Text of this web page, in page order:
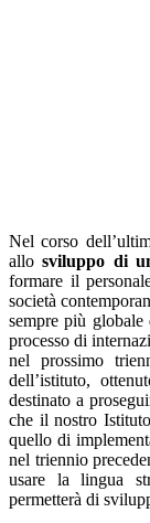
Nel corso
allosviluppo di
formare il
società
sempre più
processo di
nel prossimo
dell’istituto,
destinato a
che il nostro
quello di
nel triennio
usare la lingua
permetterà di